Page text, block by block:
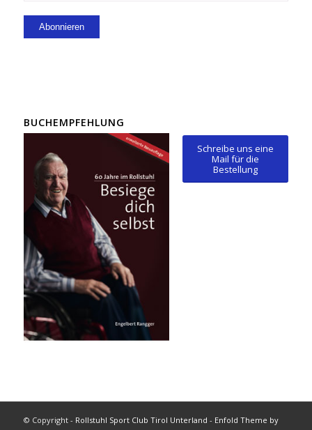
BUCHEMPFEHLUNG
Schreibe uns eine
Mail für die
Bestellung
© Copyright - Rollstuhl Sport Club Tirol Unterland - Enfold Theme by